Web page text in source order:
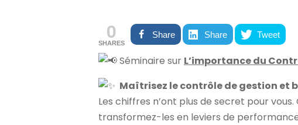
0
SHARES
Share Share Tweet
Séminaire sur L’importance du
Maîtrisez le contrôle de gestion et
Les chiffres n’ont plus de secret pour
transformez-les en leviers de